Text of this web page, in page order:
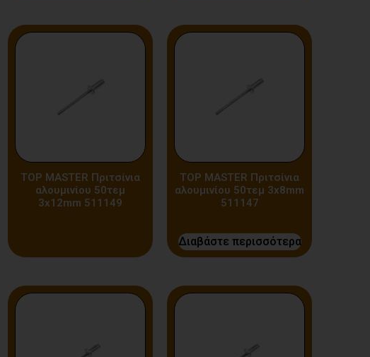
TOP MASTER Πριτσίνια
αλουμινίου 50τεμ
3x12mm 511149
TOP MASTER Πριτσίνια
αλουμινίου 50τεμ 3x8mm
511147
Διαβάστε περισσότερα